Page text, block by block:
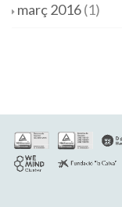
març 2016(1)